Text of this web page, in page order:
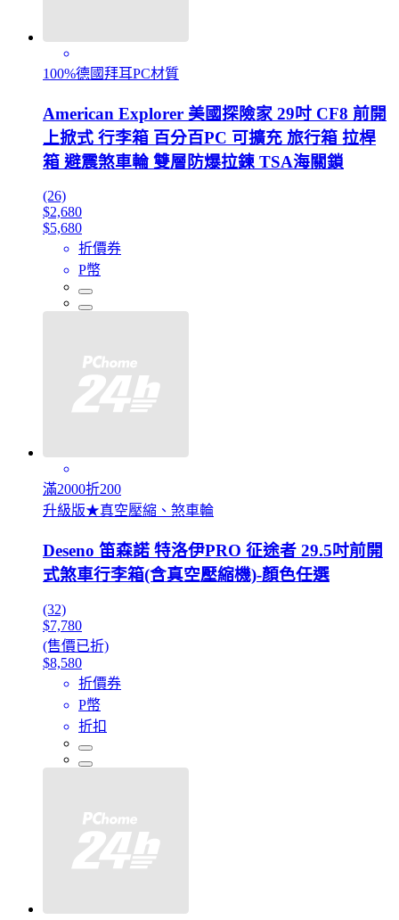
100%德國拜耳PC材質
American Explorer 美國探險家 29吋 CF8 前開
上掀式 行李箱 百分百PC 可擴充 旅行箱 拉桿
箱 避震煞車輪 雙層防爆拉鍊 TSA海關鎖
(26)
$2,680
$5,680
折價券
P幣
滿2000折200
升級版★真空壓縮、煞車輪
Deseno 笛森諾 特洛伊PRO 征途者 29.5吋前開
式煞車行李箱(含真空壓縮機)-顏色任選
(32)
$7,780
(售價已折)
$8,580
折價券
P幣
折扣